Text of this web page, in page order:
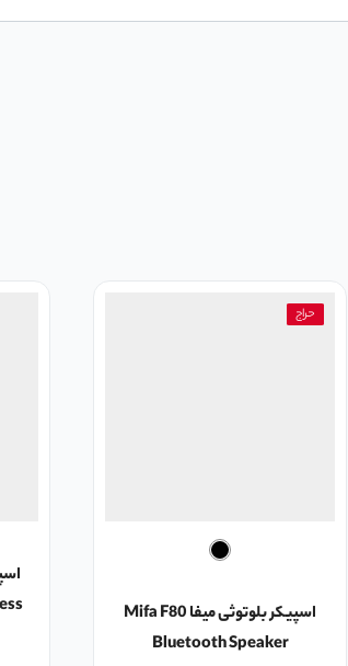
حراج
اسپیکر بلوتوثی میفا Mifa F80
Bluetooth Speaker